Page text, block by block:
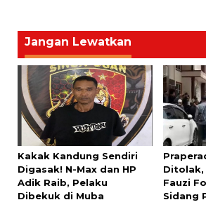
Jangan Lewatkan
Kakak Kandung Sendiri
Digasak! N-Max dan HP
Adik Raib, Pelaku
Dibekuk di Muba
Ditolak,
Fauzi
Sidang